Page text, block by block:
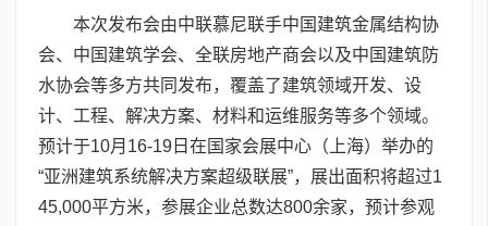
本次发布会由中联慕尼联手中国建筑金属结构协
会、中国建筑学会、全联房地产商会以及中国建筑防
水协会等多方共同发布，覆盖了建筑领域开发、设
计、工程、解决方案、材料和运维服务等多个领域。
预计于10月16-19日在国家会展中心（上海）举办的
“亚洲建筑系统解决方案超级联展”，展出面积将超过1
45,000平方米，参展企业总数达800余家，预计参观